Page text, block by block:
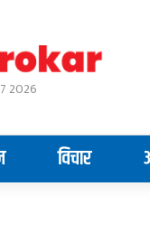
2026
विचार